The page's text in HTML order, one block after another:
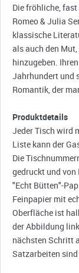
Die fröhliche,
Romeo & Julia
klassische
als auch den
hinzugeben.
Jahrhundert und
Romantik, der
Produktdetails
Jeder Tisch wird
Liste kann der
Die
gedruckt und von
"Echt Bütten"-
Feinpapier mit
Oberfläche ist
der Abbildung
nächsten Schritt
Satzarbeiten